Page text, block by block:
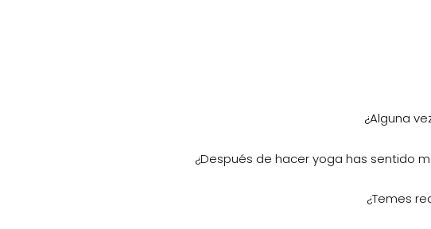
¿Alguna
¿Después de hacer yoga has sentido
¿Temes